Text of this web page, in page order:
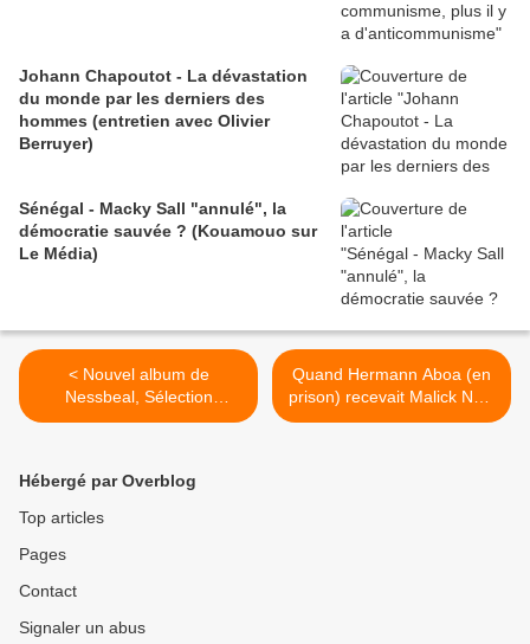
Johann Chapoutot - La dévastation
du monde par les derniers des
hommes (entretien avec Olivier
Berruyer)
Sénégal - Macky Sall "annulé", la
démocratie sauvée ? (Kouamouo sur
Le Média)
< Nouvel album de
Nessbeal, Sélection
Naturelle, dans les bacs.
Quand Hermann Aboa (en
prison) recevait Malick Noël
Seck (en prison) - La
Hébergé par Overblog
Top articles
Pages
Contact
Signaler un abus